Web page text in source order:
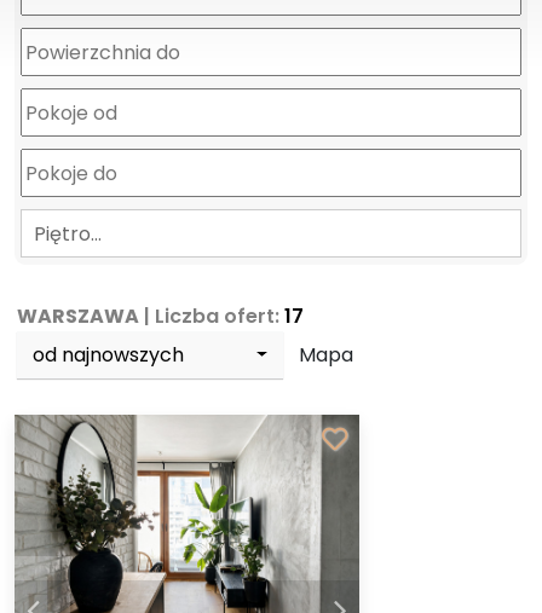
Piętro…
WARSZAWA | Liczba ofert:17
od najnowszych
Mapa